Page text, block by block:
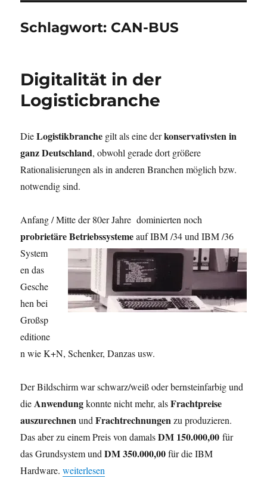
Schlagwort: CAN-BUS
Digitalität in der
Logisticbranche
DieLogistikbranche gilt als eine derkonservativsten in
ganz Deutschland, obwohl gerade dort größere
Rationalisierungen als in anderen Branchen möglich bzw.
notwendig sind.
Anfang / Mitte der 80er Jahre dominierten noch
probrietäreBetriebssystemeauf IBM /34 und IBM /36
System
en das
Gesche
hen bei
Großsp
editione
n wie K+N, Schenker, Danzas usw.
Der Bildschirm war schwarz/weiß oder bernsteinfarbig und
die Anwendungkonnte nicht mehr, alsFrachtpreise
auszurechnenundFrachtrechnungenzu produzieren.
Das aber zu einem Preis von damalsDM 150.000,00 für
das Grundsystem undDM 350.000,00für die IBM
Hardware.„Digitalität in der Logisticbranche“
weiterlesen